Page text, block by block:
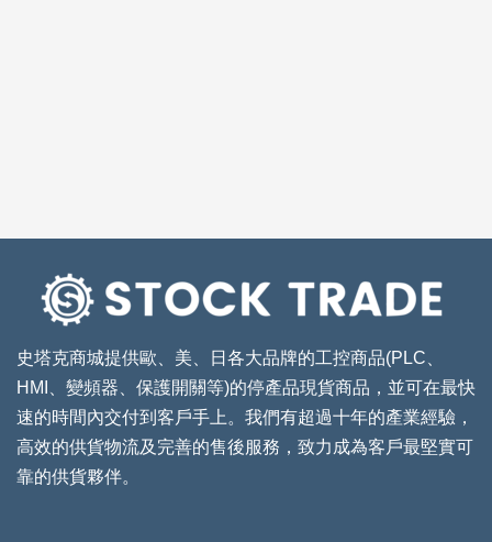
史塔克商城提供歐、美、日各大品牌的工控商品(PLC、
HMI、變頻器、保護開關等)的停產品現貨商品，並可在最快
速的時間內交付到客戶手上。我們有超過十年的產業經驗，
高效的供貨物流及完善的售後服務，致力成為客戶最堅實可
靠的供貨夥伴。